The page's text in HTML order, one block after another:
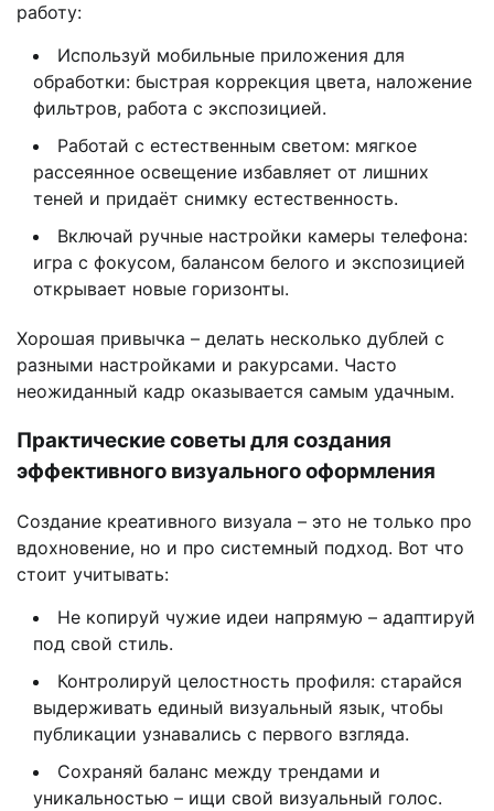
работу:
Используй мобильные приложения для
обработки: быстрая коррекция цвета, наложение
фильтров, работа с экспозицией.
Работай с естественным светом: мягкое
рассеянное освещение избавляет от лишних
теней и придаёт снимку естественность.
Включай ручные настройки камеры телефона:
игра с фокусом, балансом белого и экспозицией
открывает новые горизонты.
Хорошая привычка – делать несколько дублей с
разными настройками и ракурсами. Часто
неожиданный кадр оказывается самым удачным.
Практические советы для создания
эффективного визуального оформления
Создание креативного визуала – это не только про
вдохновение, но и про системный подход. Вот что
стоит учитывать:
Не копируй чужие идеи напрямую – адаптируй
под свой стиль.
Контролируй целостность профиля: старайся
выдерживать единый визуальный язык, чтобы
публикации узнавались с первого взгляда.
Сохраняй баланс между трендами и
уникальностью – ищи свой визуальный голос.